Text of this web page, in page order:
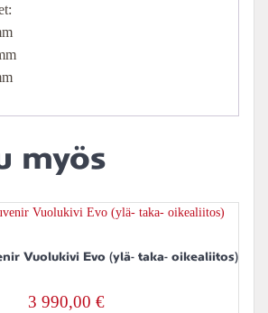
myös
Vuolukivi Evo (ylä- taka- oikealiitos)
3 990,00 €